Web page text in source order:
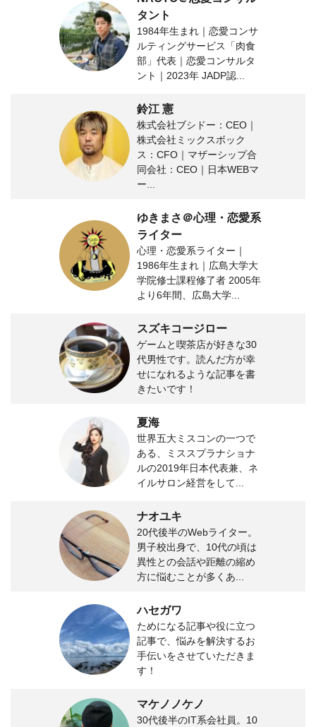
タント
1984年生まれ｜恋愛コンサ
ルティングサービス「肉食
部」代表｜恋愛コンサルタ
ント｜2023年 JADP認...
鈴江 憲
株式会社ブシドー：CEO｜
株式会社ミックスボック
ス：CFO｜マザーシップ合
同会社：CEO｜日本WEBマ
ー...
ゆきまさ＠心理・恋愛系
ライター
心理・恋愛系ライター｜
1986年生まれ｜広島大学大
学院修士課程修了者 2005年
より6年間、広島大学...
スズキコージロー
ゲームと喫茶店が好きな30
代男性です。読んだ方が幸
せになれるような記事を書
きたいです！
夏海
世界五大ミスコンの一つで
ある、ミススプラナショナ
ルの2019年日本代表兼、ネ
イルサロン経営をして...
ナオユキ
20代後半のWebライター。
男子校出身で、10代の頃は
異性との会話や距離の縮め
方に悩むことが多くあ...
ハセガワ
ためになる記事や役に立つ
記事で、悩みを解決するお
手伝いをさせていただきま
す！
マケノノケノ
30代後半のIT系会社員。10